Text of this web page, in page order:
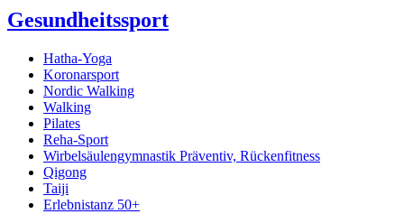
Gesundheitssport
Hatha-Yoga
Koronarsport
Nordic Walking
Walking
Pilates
Reha-Sport
Wirbelsäulengymnastik Präventiv, Rückenfitness
Qigong
Taiji
Erlebnistanz 50+